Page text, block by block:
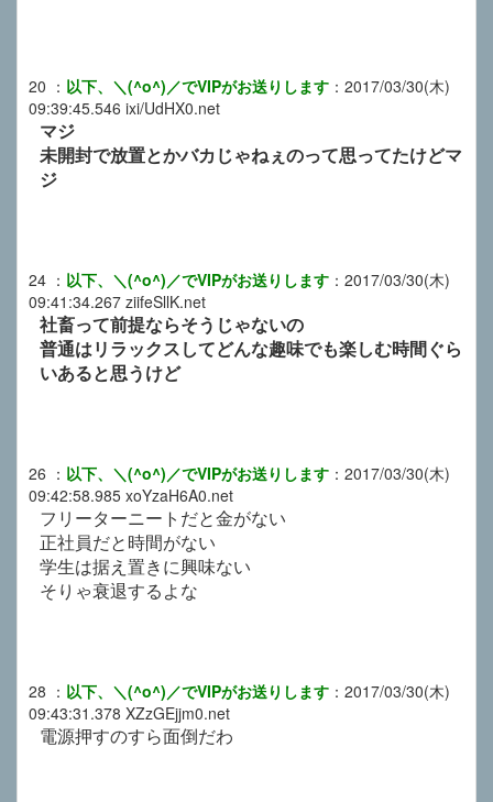
20 ： 以下、＼(^o^)／でVIPがお送りします ： 2017/03/30(木)
09:39:45.546 ixi/UdHX0.net
マジ
未開封で放置とかバカじゃねぇのって思ってたけどマ
ジ
24 ： 以下、＼(^o^)／でVIPがお送りします ： 2017/03/30(木)
09:41:34.267 ziifeSllK.net
社畜って前提ならそうじゃないの
普通はリラックスしてどんな趣味でも楽しむ時間ぐら
いあると思うけど
26 ： 以下、＼(^o^)／でVIPがお送りします ： 2017/03/30(木)
09:42:58.985 xoYzaH6A0.net
フリーターニートだと金がない
正社員だと時間がない
学生は据え置きに興味ない
そりゃ衰退するよな
28 ： 以下、＼(^o^)／でVIPがお送りします ： 2017/03/30(木)
09:43:31.378 XZzGEjjm0.net
電源押すのすら面倒だわ